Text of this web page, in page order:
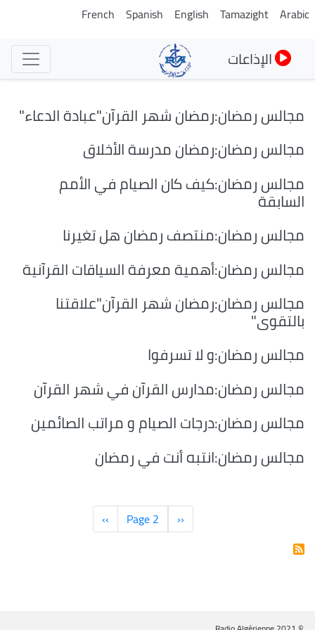
تجاوز
Arabic
Tamazight
English
Spanish
French
الإذاعات
مجالس رمضان:رمضان شهر القرآن"عبادة الدعاء"
مجالس رمضان:رمضان مدرسة الأخلاق
مجالس رمضان:كيف كان الصيام في الأمم
السابقة
مجالس رمضان:منتصف رمضان هل تغيرنا
مجالس رمضان:أهمية معرفة السياقات القرآنية
مجالس رمضان:رمضان شهر القرآن"علاقتنا
بالتقوى"
مجالس رمضان:و لا تسرفوا
مجالس رمضان:مدارس القرآن في شهر القرآن
مجالس رمضان:درجات الصيام و مراتب الصائمين
مجالس رمضان:انتبه أنت في رمضان
الصفحة
السابقة
‹‹
Page 2 الصفحة
التالية
››